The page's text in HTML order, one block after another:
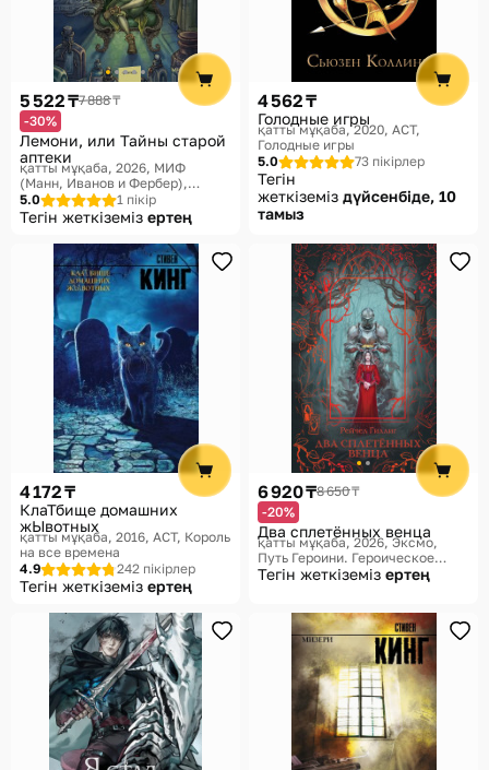
5 522 ₸7 888 ₸
-30%
Лемони, или Тайны старой
аптеки
қатты мұқаба, 2026 МИФ
(Манн, Иванов и Фербер),
Таинственные истории из
Габена
5.0 1 пікір
Тегін жеткіземіз ертең
4 562 ₸
Голодные игры
қатты мұқаба, 2020 АСТ,
Голодные игры
5.0
73 пікірлер
Тегін
жеткіземіз дүйсенбіде, 10
тамыз
4 172 ₸
КлаТбище домашних
жЫвотных
қатты мұқаба, 2016 АСТ, Король
на все времена
4.9
242 пікірлер
Тегін жеткіземіз ертең
6 920 ₸8 650 ₸
-20%
Два сплетённых венца
қатты мұқаба, 2026 Эксмо,
Путь Героини. Героическое
ромэнтези
Тегін жеткіземіз ертең